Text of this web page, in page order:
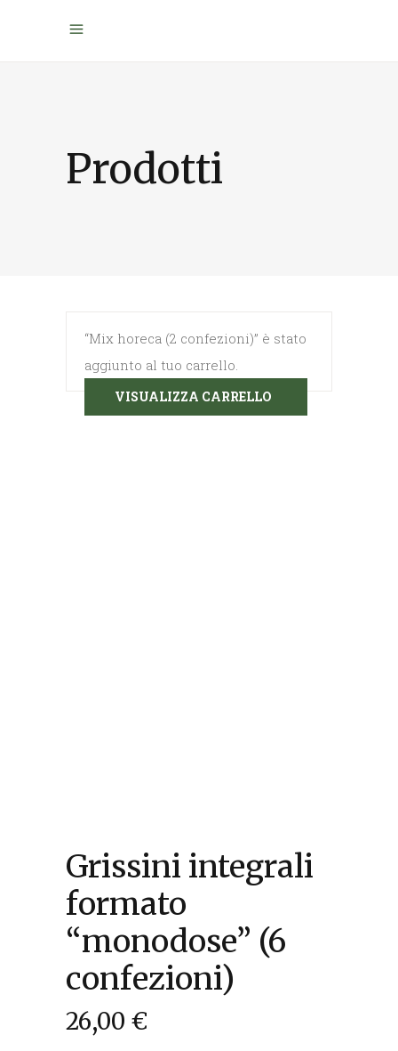
Prodotti
“Mix horeca (2 confezioni)” è stato
aggiunto al tuo carrello.
VISUALIZZA CARRELLO
Grissini integrali
formato
“monodose” (6
confezioni)
26,00 €